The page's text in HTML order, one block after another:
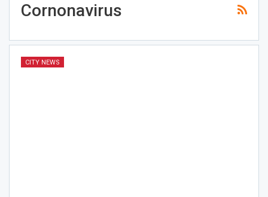
Cornonavirus
CITY NEWS